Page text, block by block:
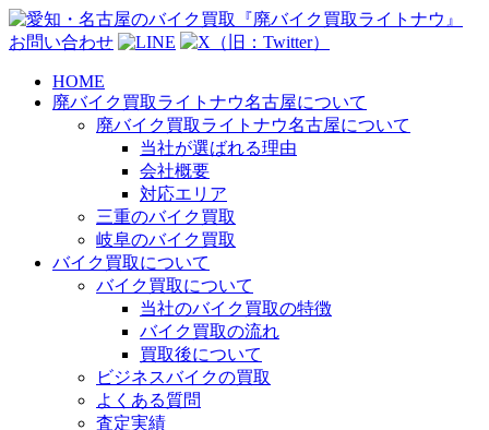
お問い合わせ
HOME
廃バイク買取ライトナウ名古屋について
廃バイク買取ライトナウ名古屋について
当社が選ばれる理由
会社概要
対応エリア
三重のバイク買取
岐阜のバイク買取
バイク買取について
バイク買取について
当社のバイク買取の特徴
バイク買取の流れ
買取後について
ビジネスバイクの買取
よくある質問
査定実績